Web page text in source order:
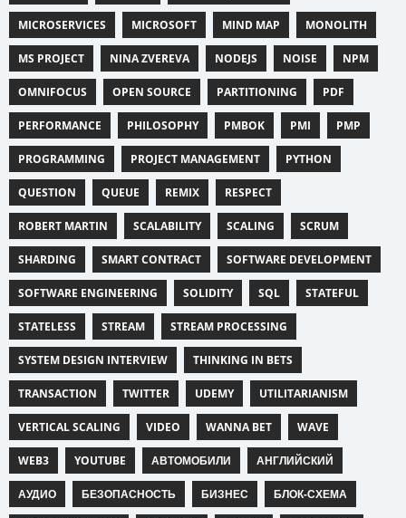
MICROSERVICES MICROSOFT MIND MAP MONOLITH
MS PROJECT NINA ZVEREVA NODEJS NOISE NPM
OMNIFOCUS OPEN SOURCE PARTITIONING PDF
PERFORMANCE PHILOSOPHY PMBOK PMI PMP
PROGRAMMING PROJECT MANAGEMENT PYTHON
QUESTION QUEUE REMIX RESPECT
ROBERT MARTIN SCALABILITY SCALING SCRUM
SHARDING SMART CONTRACT SOFTWARE DEVELOPMENT
SOFTWARE ENGINEERING SOLIDITY SQL STATEFUL
STATELESS STREAM STREAM PROCESSING
SYSTEM DESIGN INTERVIEW THINKING IN BETS
TRANSACTION TWITTER UDEMY UTILITARIANISM
VERTICAL SCALING VIDEO WANNA BET WAVE
WEB3 YOUTUBE АВТОМОБИЛИ АНГЛИЙСКИЙ
АУДИО БЕЗОПАСНОСТЬ БИЗНЕС БЛОК-СХЕМА